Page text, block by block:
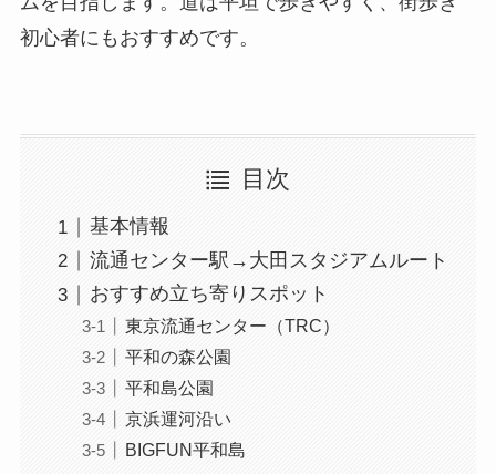
初心者にもおすすめです。
目次
基本情報
流通センター駅→大田スタジアムルート
おすすめ立ち寄りスポット
東京流通センター（TRC）
平和の森公園
平和島公園
京浜運河沿い
BIGFUN平和島